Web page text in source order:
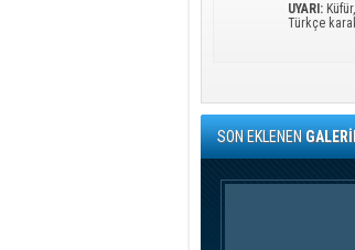
UYARI:
Türkçe
SON EKLENEN